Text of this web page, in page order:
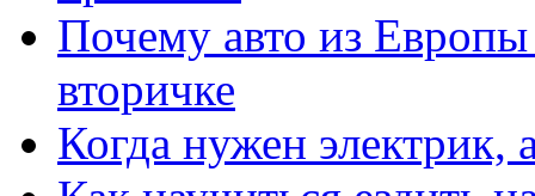
Почему авто из
вторичке
Когда нужен электрик,